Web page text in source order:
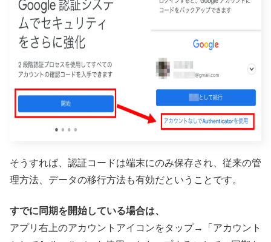
そうすれば、認証コードは端末にのみ保存され、従来の管
理方法、データの移行方法も有効だということです。
すでに同期を開始している場合は、
アプリ右上のアカウントアイコンをタップ→「アカウント